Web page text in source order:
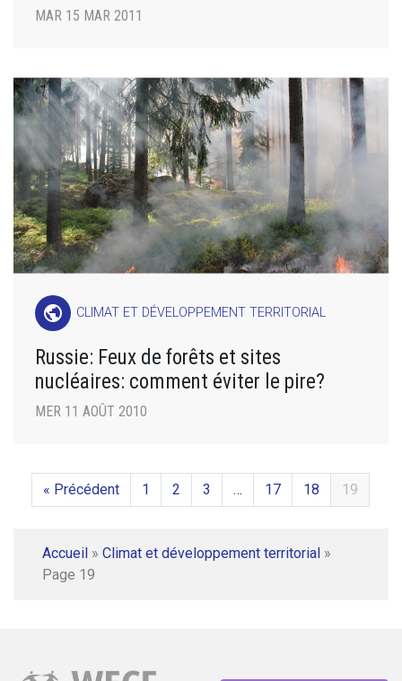
MAR 15 MAR 2011
public CLIMAT ET DÉVELOPPEMENT TERRITORIAL
Russie: Feux de forêts et sites
nucléaires: comment éviter le pire?
MER 11 AOÛT 2010
« Précédent 1 2 3 … 17 18 19
Accueil » Climat et développement territorial »
Page 19